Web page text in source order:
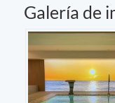
Galería de